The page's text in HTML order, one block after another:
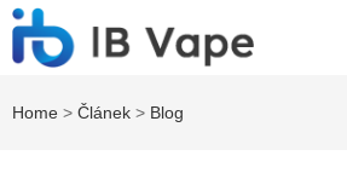
Home > Článek > Blog